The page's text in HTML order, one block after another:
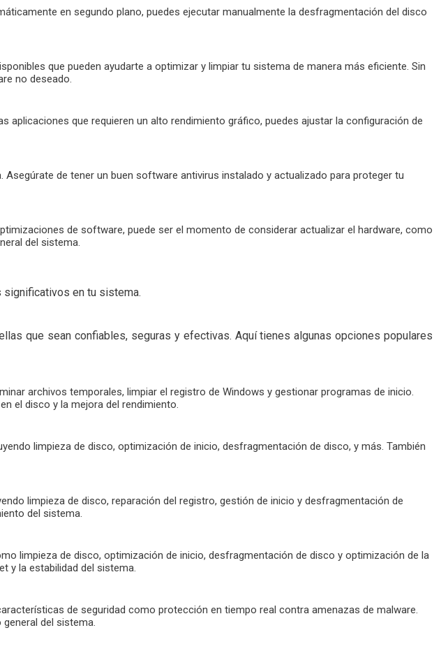
en segundo plano, puedes ejecutar manualmente la desfragmentación del disco
que pueden ayudarte a optimizar y limpiar tu sistema de manera más eficiente. Sin
no deseado.
aplicaciones que requieren un alto rendimiento gráfico, puedes ajustar la configuración de
de tener un buen software antivirus instalado y actualizado para proteger tu
de software, puede ser el momento de considerar actualizar el hardware, como
del sistema.
significativos en tu sistema.
que sean confiables, seguras y efectivas. Aquí tienes algunas opciones populares
archivos temporales, limpiar el registro de Windows y gestionar programas de inicio.
el disco y la mejora del rendimiento.
limpieza de disco, optimización de inicio, desfragmentación de disco, y más. También
limpieza de disco, reparación del registro, gestión de inicio y desfragmentación de
del sistema.
limpieza de disco, optimización de inicio, desfragmentación de disco y optimización de la
y la estabilidad del sistema.
de seguridad como protección en tiempo real contra amenazas de malware.
del sistema.